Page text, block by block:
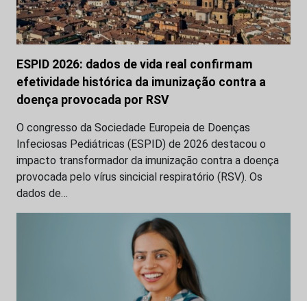
ESPID 2026: dados de vida real confirmam
efetividade histórica da imunização contra a
doença provocada por RSV
O congresso da Sociedade Europeia de Doenças
Infeciosas Pediátricas (ESPID) de 2026 destacou o
impacto transformador da imunização contra a doença
provocada pelo vírus sincicial respiratório (RSV). Os
dados de…